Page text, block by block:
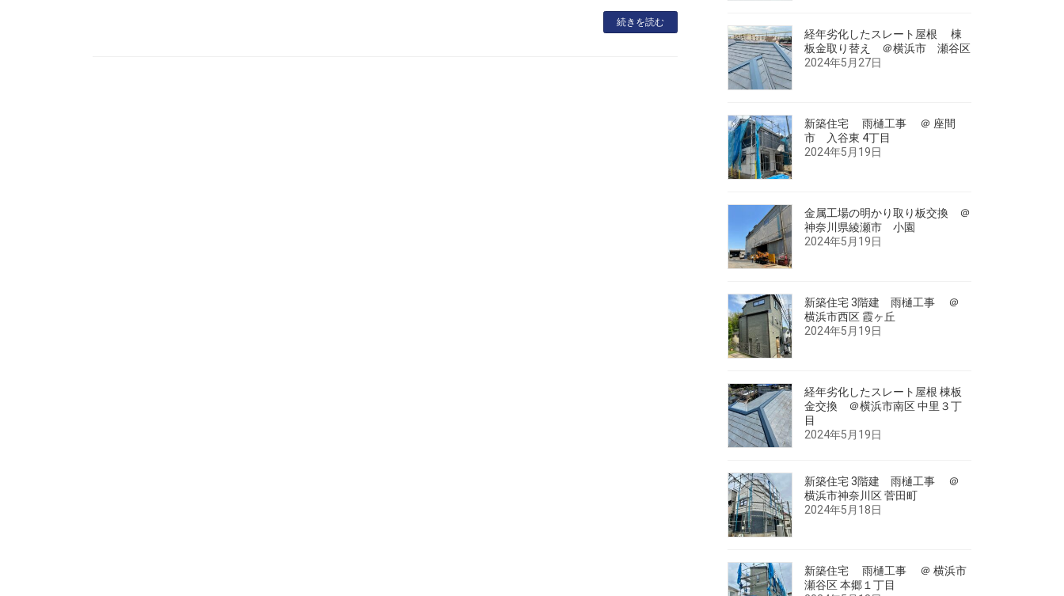
続きを読む
経年劣化したスレート屋根 棟
板金取り替え ＠横浜市 瀬谷区
2024年5月27日
新築住宅 雨樋工事 ＠ 座間
市 入谷東 4丁目
2024年5月19日
金属工場の明かり取り板交換 ＠
神奈川県綾瀬市 小園
2024年5月19日
新築住宅 3階建 雨樋工事 ＠
横浜市西区 霞ヶ丘
2024年5月19日
経年劣化したスレート屋根 棟板
金交換 ＠横浜市南区 中里３丁
目
2024年5月19日
新築住宅 3階建 雨樋工事 ＠
横浜市神奈川区 菅田町
2024年5月18日
新築住宅 雨樋工事 ＠ 横浜市
瀬谷区 本郷１丁目